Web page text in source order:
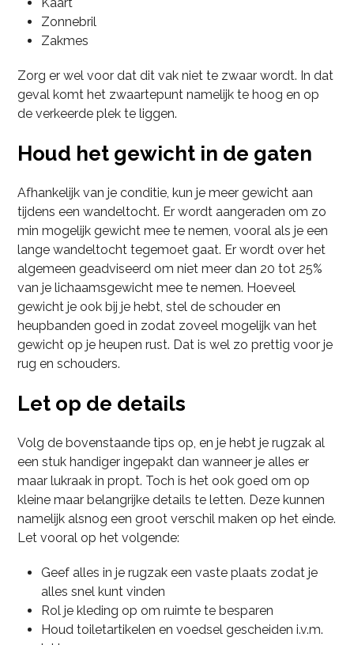
Zonnebril
Zakmes
Zorg er wel voor dat dit vak niet te zwaar wordt. In dat
geval komt het zwaartepunt namelijk te hoog en op
de verkeerde plek te liggen.
Houd het gewicht in de gaten
Afhankelijk van je conditie, kun je meer gewicht aan
tijdens een wandeltocht. Er wordt aangeraden om zo
min mogelijk gewicht mee te nemen, vooral als je een
lange wandeltocht tegemoet gaat. Er wordt over het
algemeen geadviseerd om niet meer dan 20 tot 25%
van je lichaamsgewicht mee te nemen. Hoeveel
gewicht je ook bij je hebt, stel de schouder en
heupbanden goed in zodat zoveel mogelijk van het
gewicht op je heupen rust. Dat is wel zo prettig voor je
rug en schouders.
Let op de details
Volg de bovenstaande tips op, en je hebt je rugzak al
een stuk handiger ingepakt dan wanneer je alles er
maar lukraak in propt. Toch is het ook goed om op
kleine maar belangrijke details te letten. Deze kunnen
namelijk alsnog een groot verschil maken op het einde.
Let vooral op het volgende:
Geef alles in je rugzak een vaste plaats zodat je
alles snel kunt vinden
Rol je kleding op om ruimte te besparen
Houd toiletartikelen en voedsel gescheiden i.v.m.